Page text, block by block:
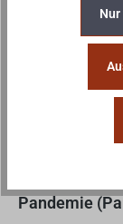
Wenige
Pandemie